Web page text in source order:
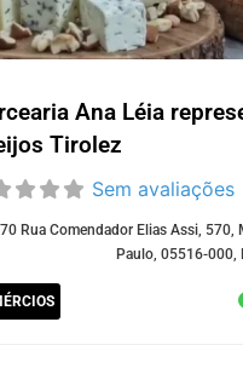
Ana Léia
Tirolez
Sem avaliações
Rua Comendador Elias Assi, 570,
Paulo, 05516-000,